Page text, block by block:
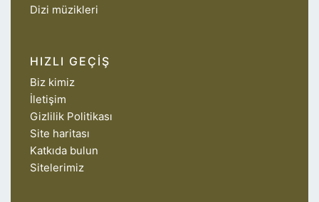
Dizi müzikleri
HIZLI GEÇIŞ
Biz kimiz
İletişim
Gizlilik Politikası
Site haritası
Katkıda bulun
Sitelerimiz